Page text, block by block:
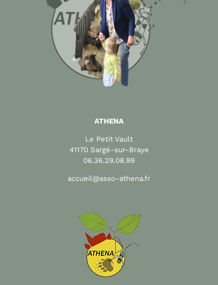
ATHENA
Le Petit Vault
41170 Sargé-sur-Braye
06.36.29.08.99
accueil@asso-athena.fr